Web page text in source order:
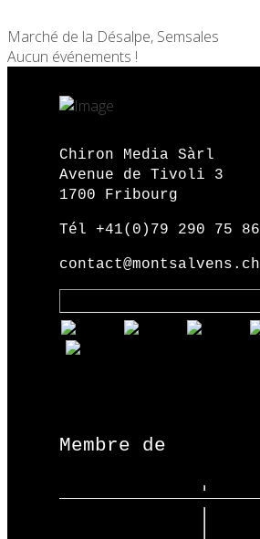
Marché de la Désalpe, Semsales
Aucun événements !
Chiron Media Sàrl
Avenue de Tivoli 3
1700 Fribourg
Tél +41(0)79 290 75 86
contact@montsalvens.ch
Membre de